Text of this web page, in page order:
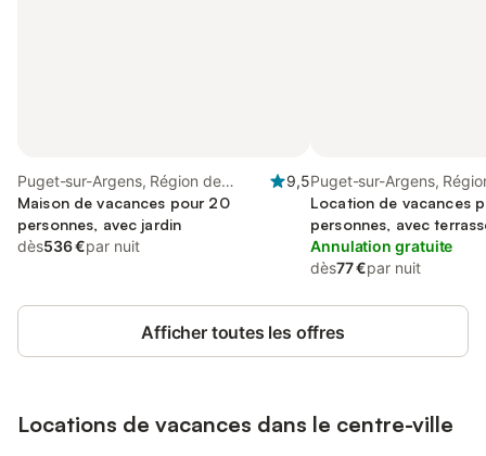
Puget-sur-Argens, Région de
Draguignan
9,5
Maison de vacances pour 20
personnes, avec jardin
dès536 €par nuit
Puget-sur-Argens,
Draguignan
Location de vacances
personnes, avec
Annulation gratuite
dès77 €par nuit
Afficher toutes les offres
Locations de vacances dans le centre-ville